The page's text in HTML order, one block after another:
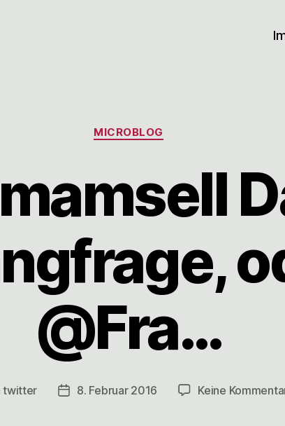
Kategorien
MICROBLOG
@Fra…
twitter Veröffentlichungsdatum
8. Februar 2016 Keine